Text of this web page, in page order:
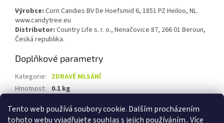
Tento web používá soubory cookie. Dalším procházením
tohoto webu vyjadřujete souhlas s jejich používáním.. Více
Výrobce: Corn Candies BV De Hoefsmid 6, 1851 PZ Heiloo, NL.
www.candytree.eu
Distributor: Country Life s. r. o., Nenačovice 87, 266 01 Beroun,
Česká republika.
Doplňkové parametry
Kategorie: ZDRAVÉ MLSÁNÍ
Hmotnost: 0.1 kg